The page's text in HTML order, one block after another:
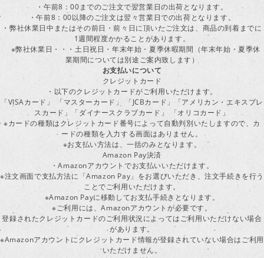
・午前8：00までのご注文で翌営業日の出荷となります。
・午前8：00以降のご注文は翌々営業日での出荷となります。
・弊社休業日中またはその前日・前々日に頂いたご注文は、商品の到着までに
1週間程度かかることがあります。
※弊社休業日・・・土日祝日・年末年始・夏季休暇期間（年末年始・夏季休
業期間については別途ご案内致します）
お支払いについて
クレジットカード
・以下のクレジットカードがご利用いただけます。
「VISAカード」 「マスターカード」 「JCBカード」「アメリカン・エキスプレ
スカード」「ダイナースクラブカード」 「オリコカード」
※カードの種類はクレジットカード番号によって自動判別いたしますので、カ
ードの種類を入力する画面はありません。
※お支払い方法は、一括のみとなります。
Amazon Pay決済
・Amazonアカウントでお支払いいただけます。
※注文画面で支払方法に「Amazon Pay」をお選びいただき、注文手続きを行う
ことでご利用いただけます。
※Amazon Payに移動してお支払手続きとなります。
※ご利用には、Amazonアカウントが必要です。
登録されたクレジットカードのご利用状況によってはご利用いただけない場合
があります。
※Amazonアカウントにクレジットカード情報が登録されていない場合はご利用
いただけません。